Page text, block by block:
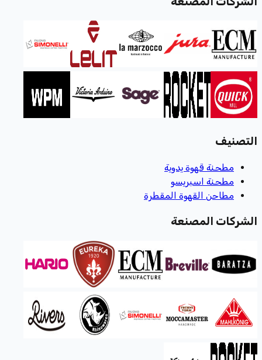
التصنيف
مطحنة قهوة يدوية
مطحنة اسبريسو
مطاحن القهوة المقطرة
الشركات المصنعة